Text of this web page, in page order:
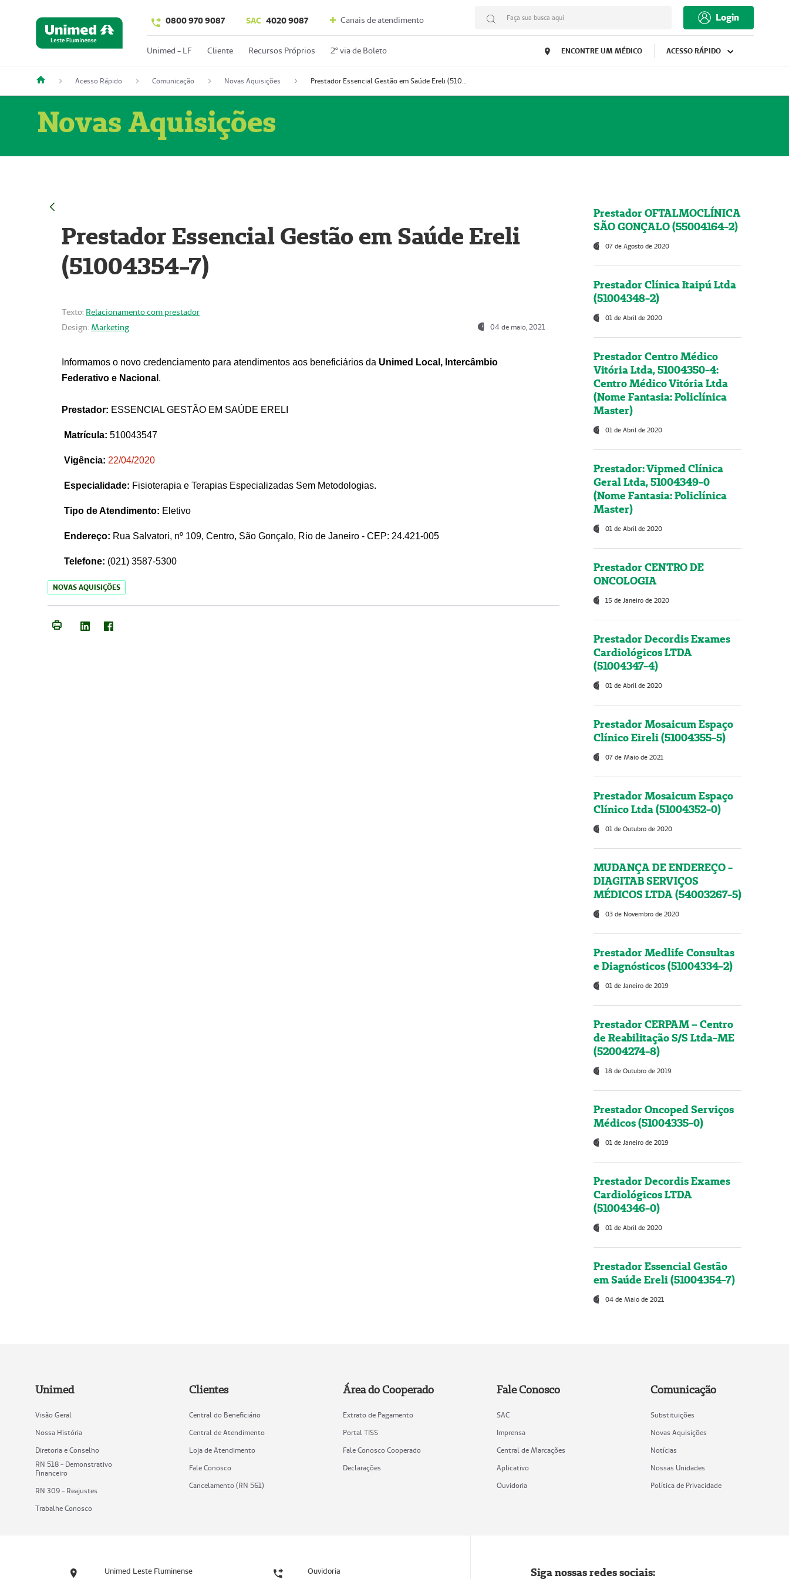
0800 970 9087 SAC 4020 9087 Canais de atendimento Faça sua busca aqui Login
Unimed - LF Cliente Recursos Próprios 2º via de Boleto ENCONTRE UM MÉDICO ACESSO RÁPIDO
Acesso Rápido Comunicação Novas Aquisições Prestador Essencial Gestão em Saúde Ereli (51004354-7)
Novas Aquisições
Prestador Essencial Gestão em Saúde Ereli
(51004354-7)
Texto: Relacionamento com prestador
Design: Marketing 04 de maio, 2021
Informamos o novo credenciamento para atendimentos aos beneficiários da Unimed Local, Intercâmbio
Federativo e Nacional .
Prestador: ESSENCIAL GESTÃO EM SAÚDE ERELI
Matrícula: 510043547
Vigência: 22/04/2020
Especialidade: Fisioterapia e Terapias Especializadas Sem Metodologias.
Tipo de Atendimento: Eletivo
Endereço: Rua Salvatori, nº 109, Centro, São Gonçalo, Rio de Janeiro - CEP: 24.421-005
Telefone: (021) 3587-5300
NOVAS AQUISIÇÕES
Prestador OFTALMOCLÍNICA
SÃO GONÇALO (55004164-2)
07 de Agosto de 2020
Prestador Clínica Itaipú Ltda
(51004348-2)
01 de Abril de 2020
Prestador Centro Médico
Vitória Ltda, 51004350-4:
Centro Médico Vitória Ltda
(Nome Fantasia: Policlínica
Master)
01 de Abril de 2020
Prestador: Vipmed Clínica
Geral Ltda, 51004349-0
(Nome Fantasia: Policlínica
Master)
01 de Abril de 2020
Prestador CENTRO DE
ONCOLOGIA
15 de Janeiro de 2020
Prestador Decordis Exames
Cardiológicos LTDA
(51004347-4)
01 de Abril de 2020
Prestador Mosaicum Espaço
Clínico Eireli (51004355-5)
07 de Maio de 2021
Prestador Mosaicum Espaço
Clínico Ltda (51004352-0)
01 de Outubro de 2020
MUDANÇA DE ENDEREÇO -
DIAGITAB SERVIÇOS
MÉDICOS LTDA (54003267-5)
03 de Novembro de 2020
Prestador Medlife Consultas
e Diagnósticos (51004334-2)
01 de Janeiro de 2019
Prestador CERPAM – Centro
de Reabilitação S/S Ltda-ME
(52004274-8)
18 de Outubro de 2019
Prestador Oncoped Serviços
Médicos (51004335-0)
01 de Janeiro de 2019
Prestador Decordis Exames
Cardiológicos LTDA
(51004346-0)
01 de Abril de 2020
Prestador Essencial Gestão
em Saúde Ereli (51004354-7)
04 de Maio de 2021
Unimed
Visão Geral
Nossa História
Diretoria e Conselho
RN 518 - Demonstrativo
Financeiro
RN 309 - Reajustes
Trabalhe Conosco
Clientes
Central do Beneficiário
Central de Atendimento
Loja de Atendimento
Fale Conosco
Cancelamento (RN 561)
Área do Cooperado
Extrato de Pagamento
Portal TISS
Fale Conosco Cooperado
Declarações
Fale Conosco
SAC
Imprensa
Central de Marcações
Aplicativo
Ouvidoria
Comunicação
Substituições
Novas Aquisições
Notícias
Nossas Unidades
Política de Privacidade
Unimed Leste Fluminense Ouvidoria Siga nossas redes sociais: